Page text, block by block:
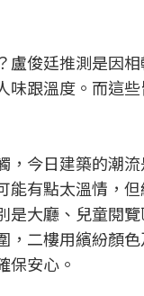
俊廷推測是因
跟溫度。而這
今日建築的潮
有點太溫情，
大廳、兒童閱
二樓用繽紛顏
保安心。